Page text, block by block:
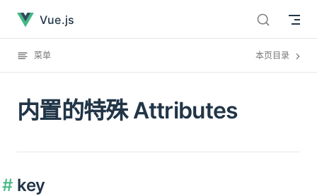
直接跳到内容
Vue.js
菜单 本页目录
内置的特殊 Attributes
key